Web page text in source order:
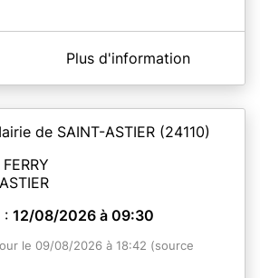
de Montcuq
POUR LES PERSONNES MAJEURS
:
demarches-en-
de-votre-carte-
récapitulative à taille réelle
Plus d'information
de SAINT-ASTIER (24110)
: 12/08/2026 à 09:30
le 09/08/2026 à 18:42 (source